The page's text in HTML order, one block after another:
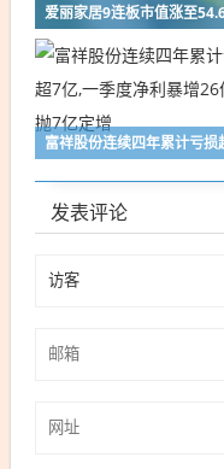
发表评论